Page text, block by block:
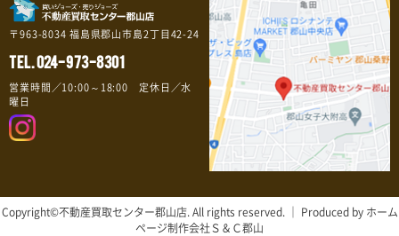
〒963-8034 福島県郡山市島2丁目42-24
TEL.024-973-8301
営業時間／10:00～18:00 定休日／水
曜日
Copyright©不動産買取センター郡山店. All rights reserved. ｜ Produced by ホーム
ページ制作会社Ｓ＆Ｃ郡山